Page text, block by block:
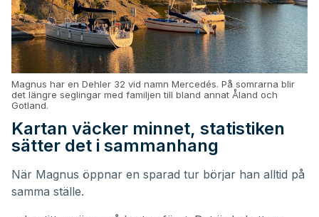
Magnus har en Dehler 32 vid namn Mercedés. På somrarna blir
det längre seglingar med familjen till bland annat Åland och
Gotland.
Kartan väcker minnet, statistiken
sätter det i sammanhang
När Magnus öppnar en sparad tur börjar han alltid på
samma ställe.